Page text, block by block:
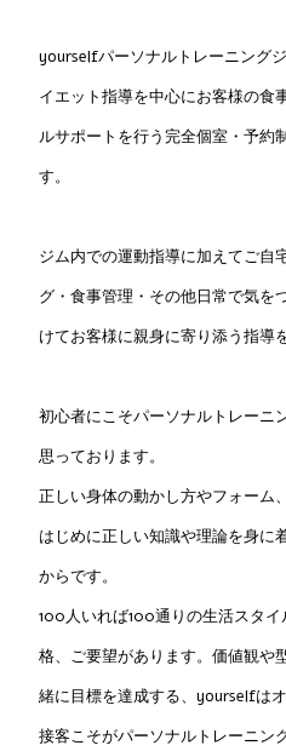
yourselfパーソナルトレーニング
イエット指導を中心にお客様の食
ルサポートを行う完全個室・予約
す。
ジム内での運動指導に加えてご自
グ・食事管理・その他日常で気を
けてお客様に親身に寄り添う指導
初心者にこそパーソナルトレーニ
思っております。
正しい身体の動かし方やフォーム
はじめに正しい知識や理論を身に
からです。
100人いれば100通りの生活スタ
格、ご要望があります。価値観や
緒に目標を達成する、yourselfは
接客こそがパーソナルトレーニン